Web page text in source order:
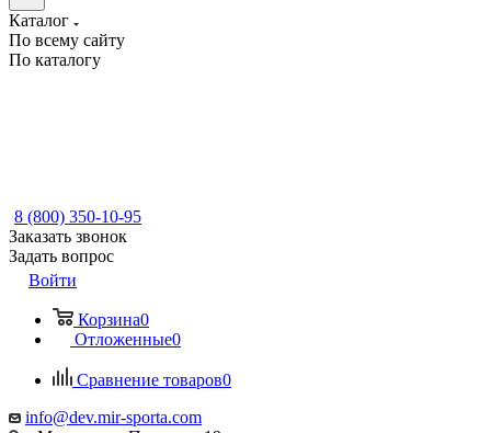
Каталог
По всему сайту
По каталогу
8 (800) 350-10-95
Заказать звонок
Задать вопрос
Войти
Корзина0
Отложенные0
Сравнение товаров0
info@dev.mir-sporta.com